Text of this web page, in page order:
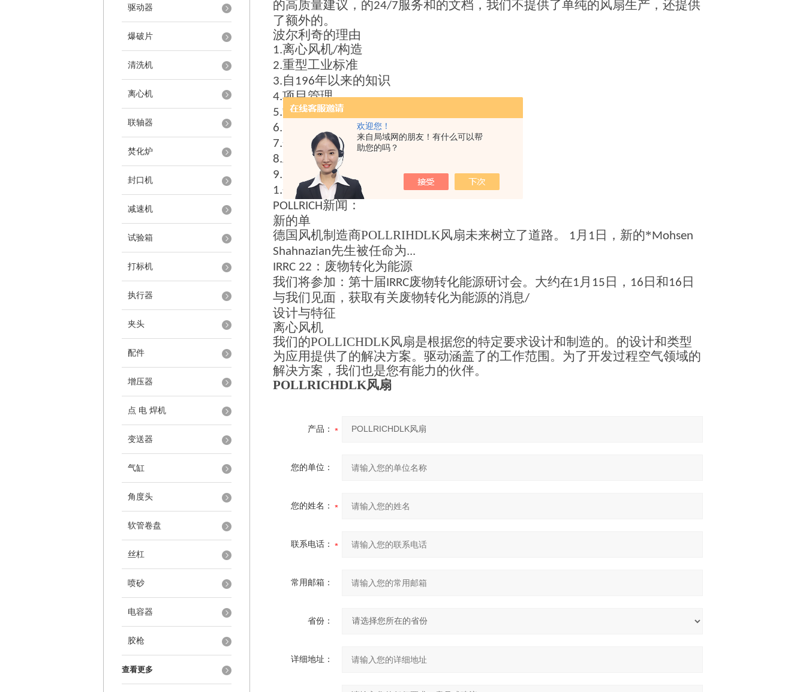
欢迎您！
来自局域网的朋友！有什么可以帮
助您的吗？
驱动器
爆破片
清洗机
离心机
联轴器
焚化炉
封口机
减速机
试验箱
打标机
执行器
夹头
配件
增压器
点 电 焊机
变送器
气缸
角度头
软管卷盘
丝杠
喷砂
电容器
胶枪
查看更多
的高质量建议，的24/7服务和的文档，我们不提供了单纯的风扇生产，还提供
了额外的。
波尔利奇的理由
1.离心风机/构造
2.重型工业标准
3.自 196年以来的知识
4.项目管理
5.制造的“德国制造
6. 部署
7.个性决方案 过程空气
8.工厂工程中的杰出系统
9.
1.研发
POLLRICH新闻：
新的单
德国风机制造商POLLRIHDLK风扇未来树立了道路。 1月 1 日，新的*Mohsen
Shahnazian先生被任命为...
IRRC 22 ：废物转化为能源
我们将参加：第十届 IRRC废物转化能源研讨会。大约在1月 15 日， 16 日和16 日
与我们见面，获取有关废物转化为能源的消息/
设计与特征
离心风机
我们的POLLICHDLK风扇是根据您的特定要求设计和制造的。的设计和类型
为应用提供了的解决方案。驱动涵盖了的工作范围。为了开发过程空气领域的
解决方案，我们也是您有能力的伙伴。
POLLRICHDLK风扇
产品：
您的单位：
您的姓名：
联系电话：
常用邮箱：
省份：
详细地址：